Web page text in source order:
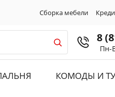
Сборка мебели
8
Пн-
КОМОДЫ И